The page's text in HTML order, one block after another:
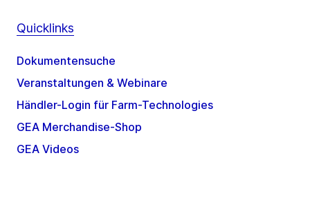
Quicklinks
Dokumentensuche
Veranstaltungen & Webinare
Händler-Login für Farm-Technologies
GEA Merchandise-Shop
GEA Videos